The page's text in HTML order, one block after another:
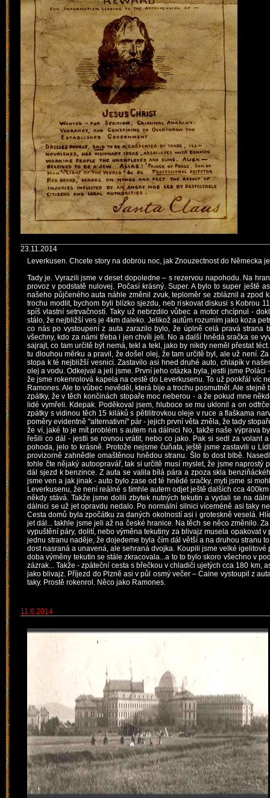
23.11.2014
Leverkusen. Chcete story na dobrou noc, jak Znouzectnost do Německa
Tady je. Vyrazili jsme v deset dopoledne – s rezervou napohodu. Na
provoz v podstatě nulovej. Počasí krásný. Super. A bylo to super ještě
našeho půjčeného auta náhle změnil zvuk, teploměr se zbláznil a zpod
trochu modlit, bychom byli blízko sjezdu, neb riskovat diskusi s Kobrou
spíš vlastní setrvačností. Taky už nebrzdilo vůbec a motor chcípnul -
stálo, že nejbližší ves je 4km daleko. Jelikož autům rozumím jako koza
co nás po vystoupení z auta zarazilo bylo, že úplně celá pravá
všechny, kdo za námi třeba i jen chvíli jeli. No a další hnědá sračka se
sajrajt, co tam určitě být nemá, tekl a tekl, jako by nikdy neměl přestat
tu dlouhou měrku a pravil, že došel olej, že tam určitě byl, ale už není.
stopa k té nejbližší vesnici. Zastavilo asi hned druhé auto, chlapík v
olej a vodu. Odkejval a jeli jsme. První jeho otázka byla, jestli jsme
že jsme rokenrolová kapela na cestě do Leverkusenu. To už pookřál víc
Ramones. Ale to vůbec nevěděl, která bije a trochu posmutněl. Ale
zpátky, že v těch končinách stopaře moc neberou - a že pokud mne
lidé vymřeli. Kdepak. Poděkoval jsem, hluboce se mu uklonil a on
zpátky s vidinou těch 15 kiláků s pětilitrovkou oleje v ruce a flaškama
poměry evidentně "alternativní" pár - jejich první věta zněla, že tady
že ví, jaké to je mít problém s autem na dálnici No, takže naše výprava
řešili co dál - jestli se rovnou vrátit, nebo co jako. Pak si sedl za volant
pohoda, jelo to krásně. Protože nejsme čuňata, ještě jsme zastavili u
provizorně zahnědle omaštěnou hnědou stranu. Šlo to dost blbě.
tohle čte nějaký autoopravář, tak si určitě musí myslet, že jsme
dál sjezd k benzince. Z auta se valila bílá pára a zpoza skla
jsme ven a jak jinak - auto bylo zase od té hnědé sračky, mytí jsme si
Leverkusenu, že není reálné s tímhle autem odjet ještě dalších cca
někdy stává. Takže jsme dolili zbytek nutných tekutin a vydali se na
dálnici se už jet opravdu nedalo. Po normální silnici víceméně asi taky
Cesta domů byla zpočátku za daných okolností asi i groteskně veselá.
jet dál... takhle jsme jeli až na české hranice. Na těch se něco změnilo.
vypuštění páry, dolití, nebo výměna tekutiny za blivajz musela opakovat
jednu stranu naděje, že dojedeme byla čím dál větší a na druhou stranu
dost nasraná a unavená, ale sehraná dvojka. Koupili jsme velké
doba výměny tekutin se stále zkracovala...a to to bylo skoro všechno v
zázrak... Takže - zpáteční cesta s břečkou v chladiči ujetých cca 180
jako blivajz. Příjezd do Plzně asi v půl osmý večer – Caine vystoupil z
taky. Prostě rokenrol. Něco jako Ramones.
11.6.2014